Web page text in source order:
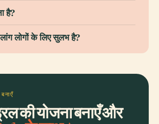
है?
लोगों के लिए सुलभ है?
की योजना बनाएँ और